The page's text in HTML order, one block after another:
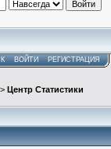
ВОЙТИ РЕГИСТРАЦИЯ
> Центр Статистики